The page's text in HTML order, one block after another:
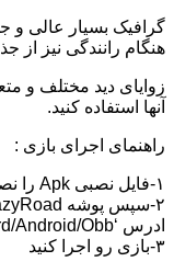
گرافیک بسیار عالی و
هنگام رانندگی نیز از
زوایای دید مختلف و
آنها استفاده کنید.
راهنمای اجرای بازی :
۱-فایل نصبی Apk را نصب کنید
ادرس ‘SDcard/Android/Obb’ منتقل نمایید
۳-بازی رو اجرا کنید